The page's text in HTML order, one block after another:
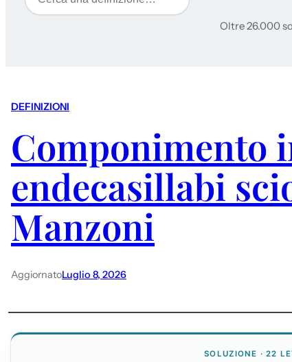
Oltre 26.000
DEFINIZIONI
Componimento
endecasillabi
Manzoni
AggiornatoLuglio 8, 2026
SOLUZIONE · 22